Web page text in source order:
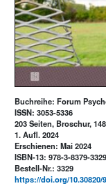
Buchreihe: Forum
ISSN: 3053-5336
203 Seiten, Broschur,
1. Aufl. 2024
Erschienen: Mai 2024
ISBN-13: 978-3-8379-
Bestell-Nr.: 3329
https://doi.org/10.30820/